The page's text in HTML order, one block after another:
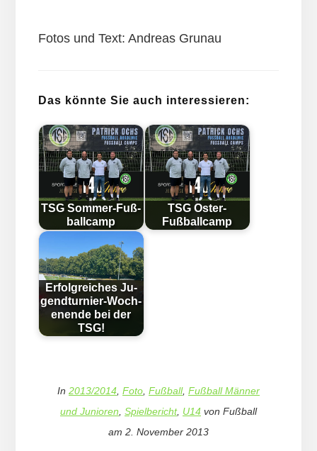
Fotos und Text: Andreas Grunau
Das könnte Sie auch interessieren:
TSG Som­mer-Fuß­
ball­camp
TSG Oster-
Fußballcamp
Erfolg­reich­es Ju­
gend­tur­nier-Woch­
en­en­de bei der
TSG!
In 2013/2014 Foto Fußball, Fußball Männer
und Junioren Spielbericht, U14 von Fußball
am 2. November 2013